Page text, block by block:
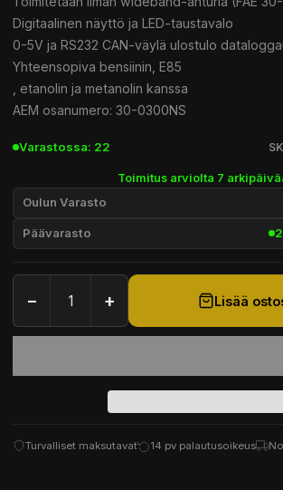
Digitaalinen näyttö ja LED-taustavalo
0-5V ja RS232 CAN-väylä ulostulo
Yhteensopiva bensiinin, E85
, etanolin ja metanolin kanssa
AEM osanumero: 30-0300NS
Varastossa: 22
Toimitus arviolta 7
Oulun Varasto
Päävarasto
− + Lisää
Turvalliset maksutavat 14 pv palautusoikeus